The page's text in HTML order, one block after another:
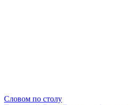
Словом по столу